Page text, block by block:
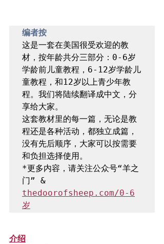
编者按
这是一套在美国很受欢迎的教
材，按年龄共分三部分：0-6岁
学龄前儿童教程，6-12岁学龄儿
童教程，和12岁以上青少年教
程。我们将陆续翻译成中文，分
享给大家。
这套教材里的每一篇，无论是教
程还是各种活动，都独立成篇，
没有先后顺序，大家可以按需要
和负担选择使用。
*更多内容，请关注公众号“羊之
thedoorofsheep.com/0-6
岁
介绍